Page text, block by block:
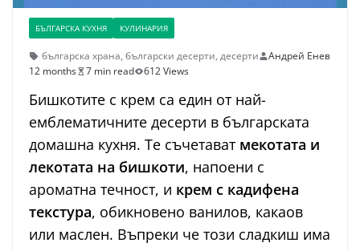
БЪЛГАРСКА КУХНЯ КУЛИНАРИЯ
българска храна, български десерти, десерти
Андрей Енев
12 months
7 min read 612 Views
Бишкотите с крем са един от най-
емблематичните десерти в българската
домашна кухня. Те съчетават мекотата и
лекотата на бишкоти, напоени с
ароматна течност, и крем с кадифена
текстура, обикновено ванилов, какаов
или маслен. Въпреки че този сладкиш има